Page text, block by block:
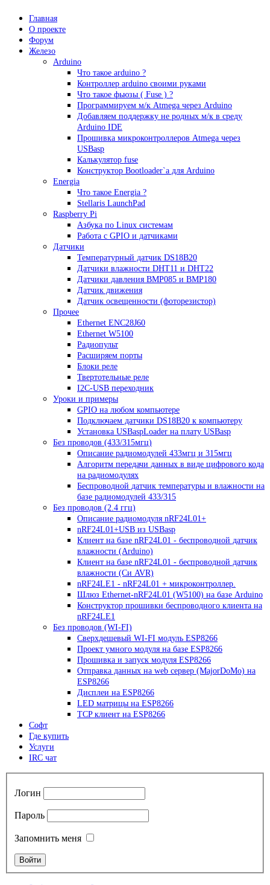
Главная
О проекте
Форум
Железо
Arduino
Что такое аrduino ?
Контроллер arduino своими руками
Что такое фьюзы ( Fuse ) ?
Программируем м/к Atmega через Arduino
Добавляем поддержку не родных м/к в среду
Arduino IDE
Прошивка микроконтроллеров Atmega через
USBasp
Калькулятор fuse
Конструктор Bootloader`а для Arduino
Energia
Что такое Energia ?
Stellaris LaunchPad
Raspberry Pi
Азбука по Linux системам
Работа с GPIO и датчиками
Датчики
Температурный датчик DS18B20
Датчики влажности DHT11 и DHT22
Датчики давления BMP085 и BMP180
Датчик движения
Датчик освещенности (фоторезистор)
Прочее
Ethernet ENC28J60
Ethernet W5100
Радиопульт
Расширяем порты
Блоки реле
Твертотельные реле
I2C-USB переходник
Уроки и примеры
GPIO на любом компьютере
Подключаем датчики DS18B20 к компьютеру
Установка USBaspLoader на плату USBasp
Без проводов (433/315мгц)
Описание радиомодулей 433мгц и 315мгц
Алгоритм передачи данных в виде цифрового кода
на радиомодулях
Беспроводной датчик температуры и влажности на
базе радиомодулей 433/315
Без проводов (2.4 ггц)
Описание радиомодуля nRF24L01+
nRF24L01+USB из USBasp
Клиент на базе nRF24L01 - беспроводной датчик
влажности (Arduino)
Клиент на базе nRF24L01 - беспроводной датчик
влажности (Си AVR)
nRF24LE1 - nRF24L01 + микроконтроллер.
Шлюз Ethernet-nRF24L01 (W5100) на базе Arduino
Конструктор прошивки беспроводного клиента на
nRF24LE1
Без проводов (WI-FI)
Сверхдешевый WI-FI модуль ESP8266
Проект умного модуля на базе ESP8266
Прошивка и запуск модуля ESP8266
Отправка данных на web сервер (MajorDoMo) на
ESP8266
Дисплеи на ESP8266
LED матрицы на ESP8266
TCP клиент на ESP8266
Софт
Где купить
Услуги
IRC чат
Логин
Пароль
Запомнить меня